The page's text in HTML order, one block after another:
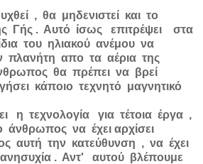
, θα μηδενιστεί και το
Γής . Αυτό ίσως επιτρέψει στα
του ηλιακού ανέμου να
απο τα αέρια της
θα πρέπει να βρεί
κάποιο τεχνητό μαγνητικό
η τεχνολογία για τέτοια έργα ,
να έχει αρχίσει
αυτή την κατεύθυνση , να έχει
. Αντ' αυτού βλέπουμε